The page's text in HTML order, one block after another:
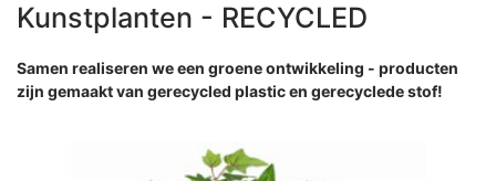
Kunstplanten - RECYCLED
Samen realiseren we een groene ontwikkeling - producten
zijn gemaakt van gerecycled plastic en gerecyclede stof!